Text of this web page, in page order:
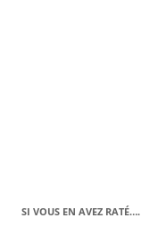
SI VOUS EN AVEZ RATÉ….